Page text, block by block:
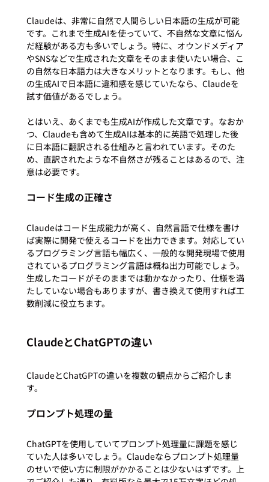
Claudeは、非常に自然で人間らしい日本語の生成が可能
です。これまで生成AIを使っていて、不自然な文章に悩ん
だ経験がある方も多いでしょう。特に、オウンドメディア
やSNSなどで生成された文章をそのまま使いたい場合、こ
の自然な日本語力は大きなメリットとなります。もし、他
の生成AIで日本語に違和感を感じていたなら、Claudeを
試す価値があるでしょう。
とはいえ、あくまでも生成AIが作成した文章です。なおか
つ、Claudeも含めて生成AIは基本的に英語で処理した後
に日本語に翻訳される仕組みと言われています。そのた
め、直訳されたような不自然さが残ることはあるので、注
コード生成の正確さ
Claudeはコード生成能力が高く、自然言語で仕様を書け
ば実際に開発で使えるコードを出力できます。対応してい
るプログラミング言語も幅広く、一般的な開発現場で使用
されているプログラミング言語は概ね出力可能でしょう。
生成したコードがそのままでは動かなかったり、仕様を満
たしていない場合もありますが、書き換えて使用すれば工
ClaudeとChatGPTの違い
ClaudeとChatGPTの違いを複数の観点からご紹介しま
プロンプト処理の量
ChatGPTを使用していてプロンプト処理量に課題を感じ
ていた人は多いでしょう。Claudeならプロンプト処理量
のせいで使い方に制限がかかることは少ないはずです。上